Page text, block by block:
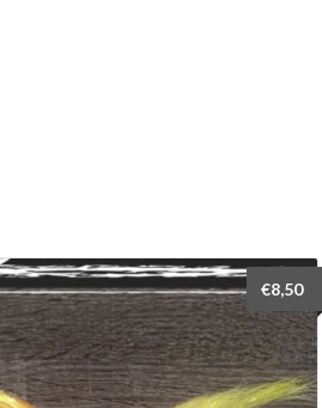
€8,50